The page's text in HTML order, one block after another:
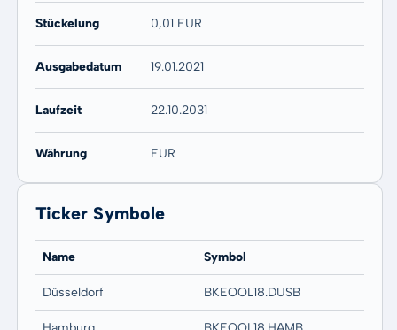
Stückelung 0,01 EUR
Ausgabedatum 19.01.2021
Laufzeit 22.10.2031
Währung EUR
Ticker Symbole
Name Symbol
Düsseldorf BKEOOL18.DUSB